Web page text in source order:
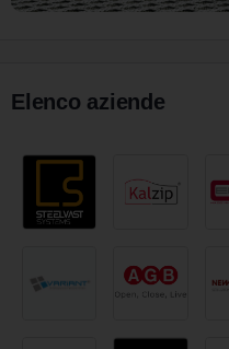
Elenco aziende